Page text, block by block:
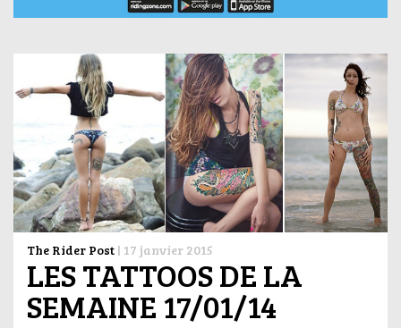
The Rider Post | 17 janvier 2015
LES TATTOOS DE LA
SEMAINE 17/01/14